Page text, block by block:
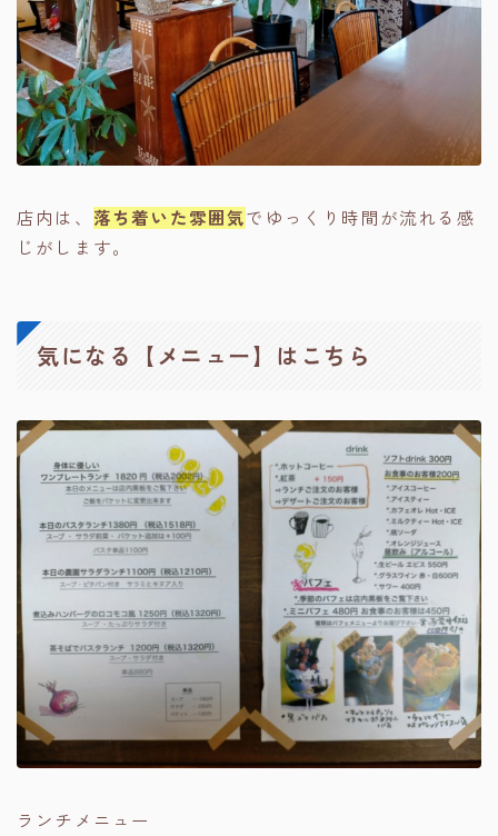
店内は、 落ち着いた雰囲気でゆっくり時間が流れる感
じがします。
気になる【メニュー】はこちら
ランチメニュー